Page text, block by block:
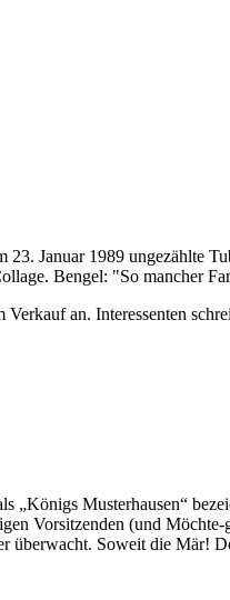
Januar 1989
Bengel: "So mancher
an. Interessenten
Musterhausen“
Vorsitzenden (und
überwacht. Soweit die